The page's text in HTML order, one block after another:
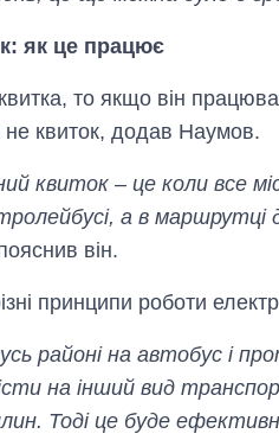
як це працює
то якщо він
не квиток, додав Наумов.
квиток – це коли все
а в маршрутці
він.
принципи роботи
районі на автобус і
на інший вид
Тоді це буде